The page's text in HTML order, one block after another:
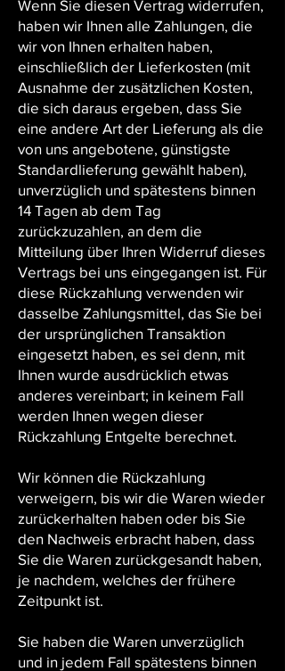
Wenn Sie diesen Vertrag widerrufen,
haben wir Ihnen alle Zahlungen, die
wir von Ihnen erhalten haben,
einschließlich der Lieferkosten (mit
Ausnahme der zusätzlichen Kosten,
die sich daraus ergeben, dass Sie
eine andere Art der Lieferung als die
von uns angebotene, günstigste
Standardlieferung gewählt haben),
unverzüglich und spätestens binnen
14 Tagen ab dem Tag
zurückzuzahlen, an dem die
Mitteilung über Ihren Widerruf dieses
Vertrags bei uns eingegangen ist. Für
diese Rückzahlung verwenden wir
dasselbe Zahlungsmittel, das Sie bei
der ursprünglichen Transaktion
eingesetzt haben, es sei denn, mit
Ihnen wurde ausdrücklich etwas
anderes vereinbart; in keinem Fall
werden Ihnen wegen dieser
Rückzahlung Entgelte berechnet.
Wir können die Rückzahlung
verweigern, bis wir die Waren wieder
zurückerhalten haben oder bis Sie
den Nachweis erbracht haben, dass
Sie die Waren zurückgesandt haben,
je nachdem, welches der frühere
Zeitpunkt ist.
Sie haben die Waren unverzüglich
und in jedem Fall spätestens binnen